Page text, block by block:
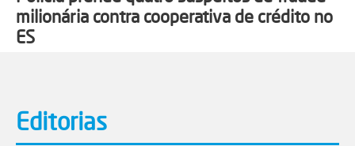
milionária contra cooperativa de crédito no
ES
Editorias